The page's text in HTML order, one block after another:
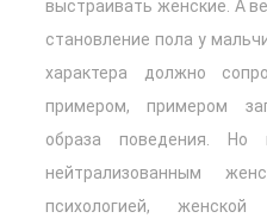
выстраивать женские. А
становление пола у
характера должно
примером, примером
образа поведения. Но
нейтрализованным
психологией,